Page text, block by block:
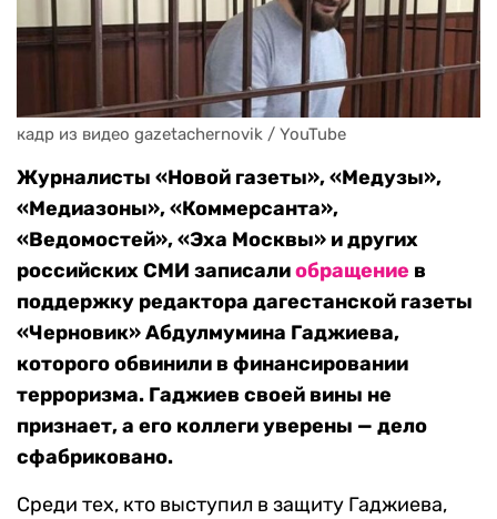
кадр из видео gazetachernovik / YouTube
Журналисты «Новой газеты», «Медузы»,
«Медиазоны», «Коммерсанта»,
«Ведомостей», «Эха Москвы» и других
российских СМИ записалиобращение в
поддержку редактора дагестанской газеты
«Черновик» Абдулмумина Гаджиева,
которого обвинили в финансировании
терроризма. Гаджиев своей вины не
признает, а его коллеги уверены — дело
сфабриковано.
Среди тех, кто выступил в защиту Гаджиева,